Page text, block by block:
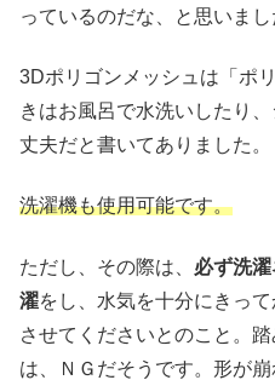
っているのだな、と思いま
3Dポリゴンメッシュは「ポ
きはお風呂で水洗いしたり
丈夫だと書いてありました。
洗濯機も使用可能です。
ただし、その際は、 必ず洗
濯をし、水気を十分にきっ
させてくださいとのこと。
は、ＮＧだそうです。形が